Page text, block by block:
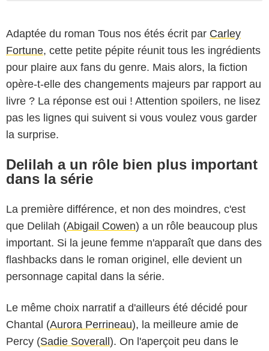
Adaptée du roman Tous nos étés écrit par Carley
Fortune, cette petite pépite réunit tous les ingrédients
pour plaire aux fans du genre. Mais alors, la fiction
opère-t-elle des changements majeurs par rapport au
livre ? La réponse est oui ! Attention spoilers, ne lisez
pas les lignes qui suivent si vous voulez vous garder
la surprise.
Delilah a un rôle bien plus important
dans la série
La première différence, et non des moindres, c'est
que Delilah (Abigail Cowen) a un rôle beaucoup plus
important. Si la jeune femme n'apparaît que dans des
flashbacks dans le roman originel, elle devient un
personnage capital dans la série.
Le même choix narratif a d'ailleurs été décidé pour
Chantal (Aurora Perrineau), la meilleure amie de
Percy (Sadie Soverall). On l'aperçoit peu dans le